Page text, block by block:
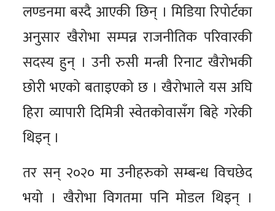
लण्डनमा बस्दै आएकी छिन् । मिडिया रिपोर्टका
अनुसार खैरोभा सम्पन्न राजनीतिक परिवारकी
सदस्य हुन् । उनी रुसी मन्त्री रिनाट खैरोभकी
छोरी भएको बताइएको छ । खैरोभाले यस अघि
हिरा व्यापारी दिमित्री स्वेतकोवासँग बिहे गरेकी
थिइन् ।
तर सन् २०२० मा उनीहरुको सम्बन्ध विचछेद
भयो । खैरोभा विगतमा पनि मोडल थिइन् ।